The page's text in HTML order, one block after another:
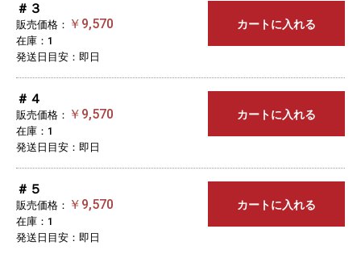
＃３
販売価格： ￥9,570
在庫：1
発送日目安：即日
カートに入れる
＃４
販売価格： ￥9,570
在庫：1
発送日目安：即日
カートに入れる
＃５
販売価格： ￥9,570
在庫：1
発送日目安：即日
カートに入れる